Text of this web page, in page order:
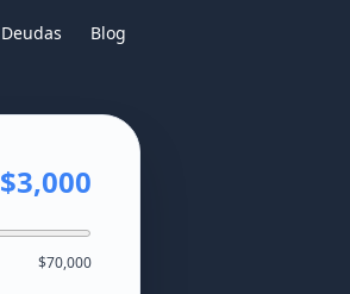
Deudas Blog
$3,000
$70,000